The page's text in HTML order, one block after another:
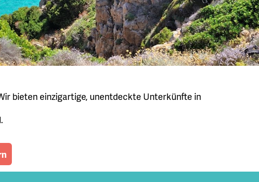
bieten einzigartige, unentdeckte Unterkünfte in